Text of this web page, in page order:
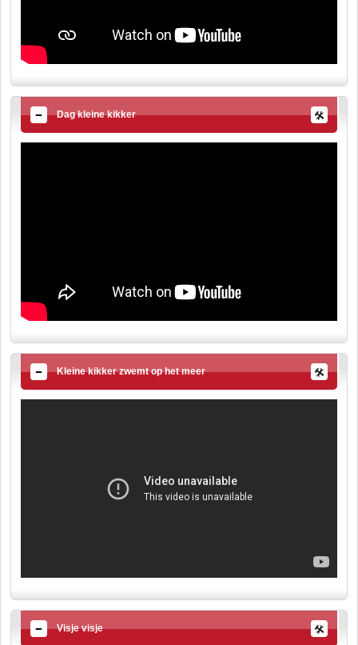
Dag kleine kikker
Kleine kikker zwemt op het meer
Visje visje